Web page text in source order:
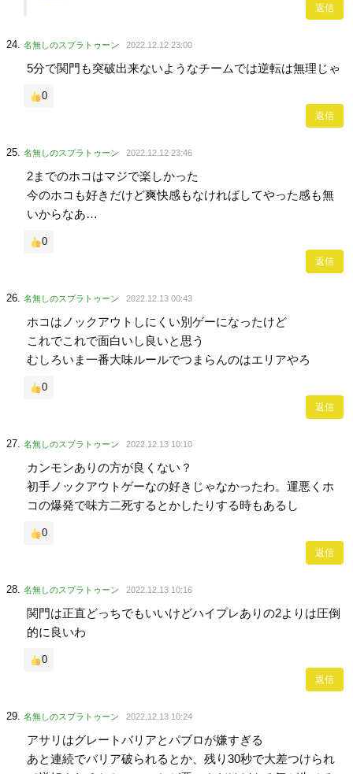
返信
名無しのスプラトゥーン 2022.12.12 23:00
5分で関門も突破出来ないようなチームでは逆転は無理じゃ
0
返信
名無しのスプラトゥーン 2022.12.12 23:46
2までのホコはマジで楽しかった
今のホコも好きだけど爽快感もなければしてやった感も無
いからなあ…
0
返信
名無しのスプラトゥーン 2022.12.13 00:43
ホコはノックアウトしにくい別ゲーになったけど
これでこれで面白いし良いと思う
むしろいま一番大味ルールでつまらんのはエリアやろ
0
返信
名無しのスプラトゥーン 2022.12.13 10:10
カンモンありの方が良くない？
初手ノックアウトゲーなの好きじゃなかったわ。運悪くホ
コの爆発で味方二死するとかしたりする時もあるし
0
返信
名無しのスプラトゥーン 2022.12.13 10:16
関門は正直どっちでもいいけどハイプレありの2よりは圧倒
的に良いわ
0
返信
名無しのスプラトゥーン 2022.12.13 10:24
アサリはグレートバリアとパブロが嫌すぎる
あと連続でバリア破られるとか、残り30秒で大差つけられ